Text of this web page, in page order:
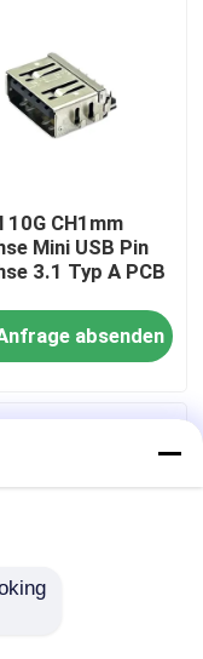
10G CH1mm
Mini USB Pin
3.1 Typ A PCB
absenden